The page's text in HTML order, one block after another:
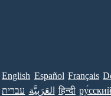
English Español Français
עברית العَرَبِيَّة हिन्दी